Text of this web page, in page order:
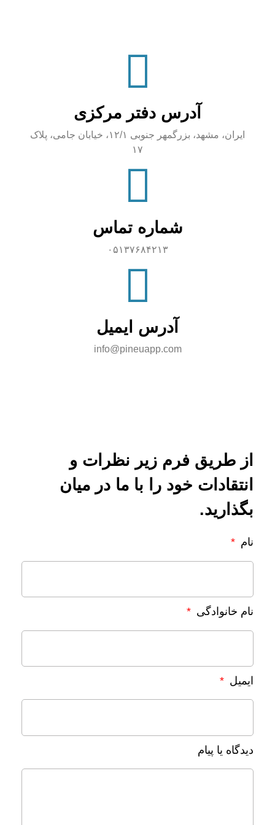
آدرس دفتر مرکزی
ایران، مشهد، بزرگمهر جنوبی ۱۲/۱، خیابان جامی، پلاک
۱۷
شماره تماس
۰۵۱۳۷۶۸۴۲۱۳
آدرس ایمیل
info@pineuapp.com
از طریق فرم زیر نظرات و
انتقادات خود را با ما در میان
بگذارید.
نام
نام خانوادگی
ایمیل
دیدگاه یا پیام